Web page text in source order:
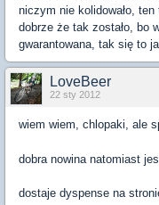
niczym nie kolidowało,
dobrze że tak zostało, bo
gwarantowana, tak się to
LoveBeer
22 sty 2012
wiem wiem, chlopaki, ale
dobra nowina natomiast
dostaje dyspense na